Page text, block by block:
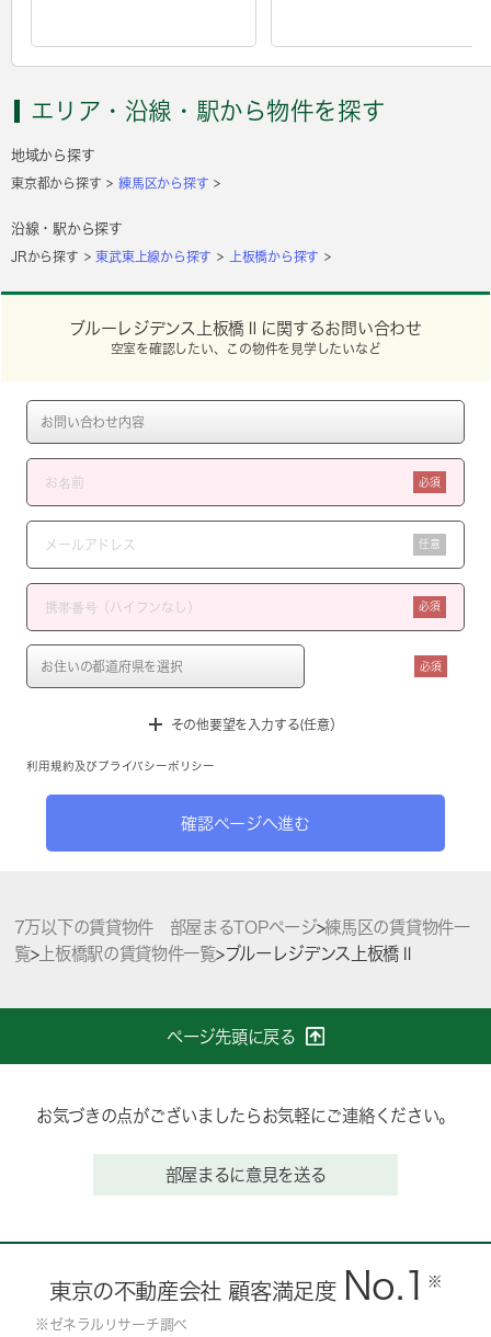
エリア・沿線・駅から物件を探す
地域から探す
東京都から探す 練馬区から探す
沿線・駅から探す
JRから探す 東武東上線から探す 上板橋から探す
ブルーレジデンス上板橋Ⅱに関するお問い合わせ
空室を確認したい、この物件を見学したいなど
必須
任意
必須
必須
その他要望を入力する(任意）
利用規約 及び プライバシーポリシー
確認ページへ進む
7万以下の賃貸物件 部屋まるTOPページ>練馬区の賃貸物件一
覧>上板橋駅の賃貸物件一覧>ブルーレジデンス上板橋Ⅱ
ページ先頭に戻る
お気づきの点がございましたらお気軽にご連絡ください。
部屋まるに意見を送る
東京の不動産会社 顧客満足度 No.1 ※
※ゼネラルリサーチ調べ